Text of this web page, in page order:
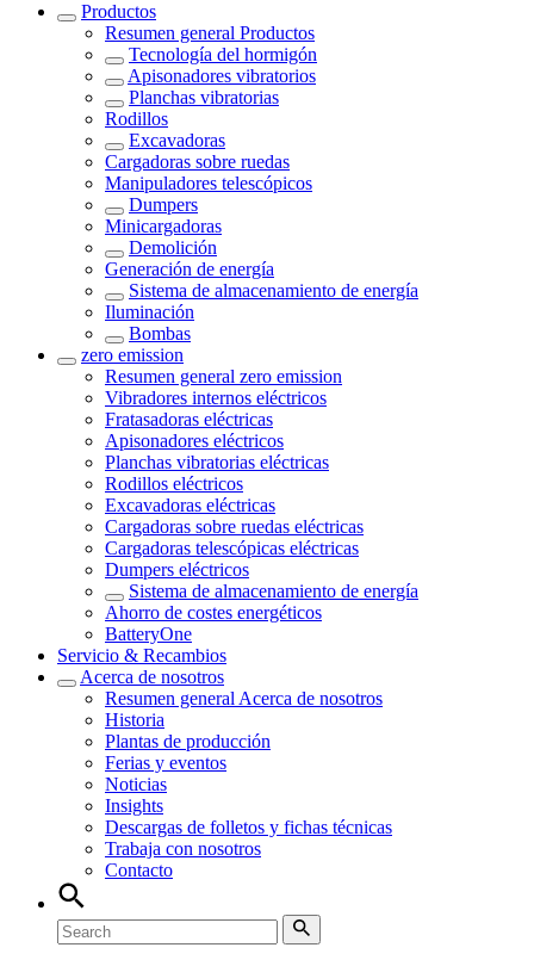
Productos
Resumen general Productos
Tecnología del hormigón
Apisonadores vibratorios
Planchas vibratorias
Rodillos
Excavadoras
Cargadoras sobre ruedas
Manipuladores telescópicos
Dumpers
Minicargadoras
Demolición
Generación de energía
Sistema de almacenamiento de energía
Iluminación
Bombas
zero emission
Resumen general zero emission
Vibradores internos eléctricos
Fratasadoras eléctricas
Apisonadores eléctricos
Planchas vibratorias eléctricas
Rodillos eléctricos
Excavadoras eléctricas
Cargadoras sobre ruedas eléctricas
Cargadoras telescópicas eléctricas
Dumpers eléctricos
Sistema de almacenamiento de energía
Ahorro de costes energéticos
BatteryOne
Servicio & Recambios
Acerca de nosotros
Resumen general Acerca de nosotros
Historia
Plantas de producción
Ferias y eventos
Noticias
Insights
Descargas de folletos y fichas técnicas
Trabaja con nosotros
Contacto